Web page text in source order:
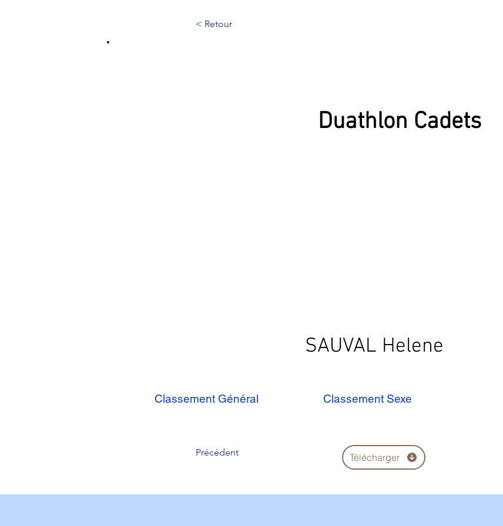
< Retour
SAUVAL Helene
Duathlon Cadets
Classement Général Classement Sexe
Précédent Télécharger